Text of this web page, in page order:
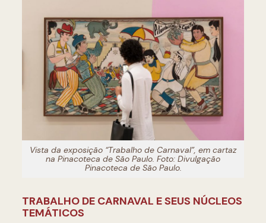
Vista da exposição “Trabalho de Carnaval”, em cartaz
na Pinacoteca de São Paulo. Foto: Divulgação
Pinacoteca de São Paulo.
TRABALHO DE CARNAVAL E SEUS NÚCLEOS
TEMÁTICOS